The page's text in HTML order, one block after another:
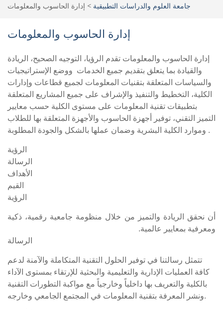
جامعة العلوم والدراسات التطبيقية > إدارة الحاسوب والمعلومات
إدارة الحاسوب والمعلومات
إدارة الحاسوب والمعلومات تقدم الرؤيا، التوجيه الصحيح، الريادة
والقيادة بما يتعلق بتقديم جميع الخدمات ووضع الإستراتيجيات
والسياسات المتعلقة بتقنيات المعلومات لجميع قطاعات وإدارات
الكلية، التخطيط والتنفيذ والإشراف على جميع المشاريع المتعلقة
بتطبيقات تقنية المعلومات على مستوى الكلية حسب معايير
التميز التقني، توفير أجهزة الحاسوب والأجهزة المتعلقة بها للطلاب
وموارد الكلية البشرية وضمان عملها بالشكل والجودة المطلوبة .
الرؤية
الرسالة
الأهداف
القيم
الرؤية
أن نحقق الريادة والتميز من خلال منظومة جامعية رقمية، ذكية
ومعرفية بمعايير عالمية.
الرسالة
تتمثل رسالتنا في توفير الحلول التقنية المتكاملة والآمنة لدعم
كافة العمليات الإدارية والتعليمية والبحثية للإرتقاء بمستوى الآداء
بالكلية والتعريف بها داخلياً وخارجياً مع مواكبة التطورات التقنية
ونشر المعرفة بتقنية المعلومات في المجتمع الجامعي وخارجه.